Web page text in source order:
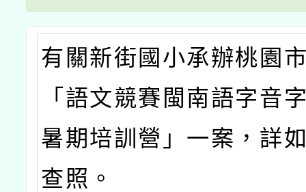
有關新街國小承辦桃園
「語文競賽閩南語字音
暑期培訓營」一案，詳
查照。